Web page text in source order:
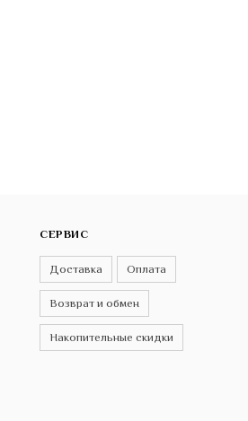
СЕРВИС
Доставка Оплата
Возврат и обмен
Накопительные скидки